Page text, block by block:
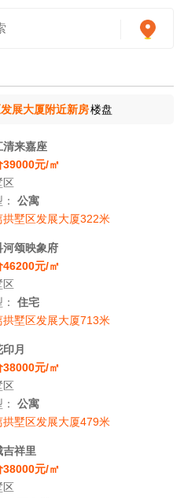
展大厦附近新房楼盘
清来嘉座
39000元/㎡
区
：公寓
拱墅区发展大厦322米
河颂映象府
46200元/㎡
区
：住宅
拱墅区发展大厦713米
月
38000元/㎡
区
：公寓
拱墅区发展大厦479米
吉祥里
38000元/㎡
区